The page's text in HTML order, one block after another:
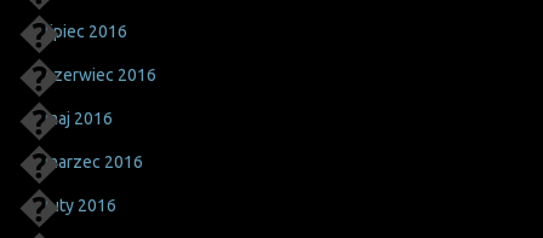
lipiec 2016
czerwiec 2016
maj 2016
marzec 2016
luty 2016